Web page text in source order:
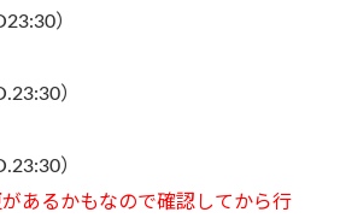
）
）
）
あるかもなので確認してから行